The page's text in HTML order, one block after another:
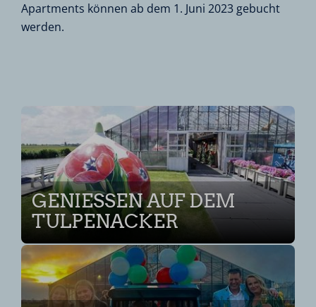
Apartments können ab dem 1. Juni 2023 gebucht
werden.
GENIESSEN AUF DEM T
ULPENACKER